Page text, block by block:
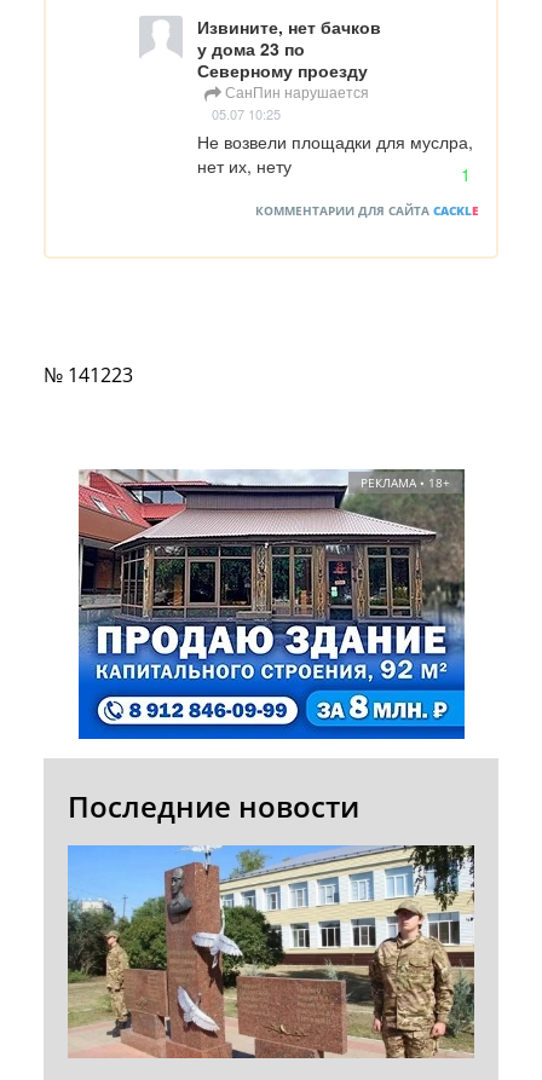
Извините, нет бачков
у дома 23 по
Северному проезду
СанПин нарушается
05.07 10:25
Не возвели площадки для муслра,
нет их, нету
1
КОММЕНТАРИИ ДЛЯ САЙТА CACKLE
№ 141223
РЕКЛАМА • 18+
Последние новости